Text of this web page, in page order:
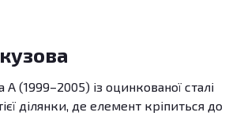
(1999–2005) із оцинкованої сталі
ділянки, де елемент кріпиться до